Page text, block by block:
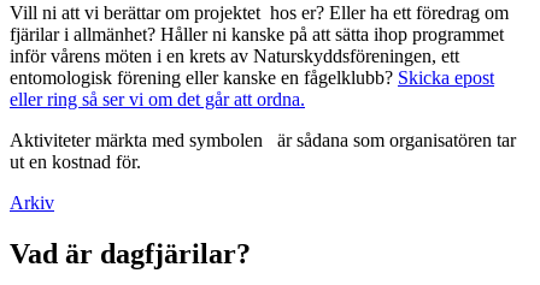
Vill ni att vi berättar om projektet hos er? Eller ha ett föredrag om
fjärilar i allmänhet? Håller ni kanske på att sätta ihop programmet
inför vårens möten i en krets av Naturskyddsföreningen, ett
entomologisk förening eller kanske en fågelklubb? Skicka epost
eller ring så ser vi om det går att ordna.
Aktiviteter märkta med symbolen
är sådana som organisatören tar
ut en kostnad för.
Arkiv
Vad är dagfjärilar?